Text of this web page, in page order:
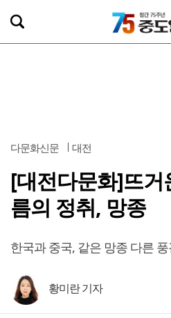
다문화신문 대전
[대전다문화]뜨거
름의 정취, 망종
한국과 중국, 같은 망종 다른 풍
황미란 기자